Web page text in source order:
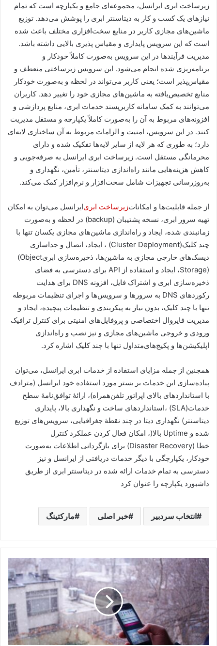
زیرساخت ابری ایرانسل، مجموعه‌ای جامع و یکپارچه است که تمام
نیازهای یک کسب و کار به دیتاسنتر ابری را پوشش می‌دهد. توزیع
ماشین‌های مجازی کاربر در منابع سخت‌افزاری مختلف باعث شده
است که این سرویس پایداری و مقیاس پذیری بالایی داشته باشد.
مدیریت فرآیندها در این سرویس به‌صورت کاملاً خودکار و
برنامه‌ریزی شده انجام می‌شود. این سرویس زیرساختی منعطف و
مقیاس‌پذیر است؛ یعنی کاربر می‌تواند در لحظه و به‌صورت خودکار
منابع تخصیص‌یافته به ماشین‌های مجازی خود را تغییر دهد. کاربران
می‌توانند به کمک سامانه کاربرپسند خدمات ابری، منابع پردازشی و
افزونه‌های مربوط به آن را به‌صورت کاملاً یکپارچه و مستقل مدیریت
کنند. در این سرویس، امنیت و الزامات مربوط به آن ساختاری لایه‌ای
دارد؛ به طوری که هر لایه از سایر لایه‌ها تفکیک شده و دارای
محرمانگی مستقل است. زیرساخت ابری ایرانسل به صرفه‌جویی و
کاهش هزینه‌هایی مانند راه‌اندازی دیتاسنتر، تأمین، نگهداری و
به‌روزرسانی تجهیزات شامل سخت‌افزار و نرم‌افزار کمک می‌کند.
از جمله قابلیت‌ها و امکاناتزیرساخت ابریایرانسل می‌توان به امکان
تهیه سرور ابری، نسخه پشتیبان (backup) در لحظه و به‌صورت
زمانبندی شده، ایجاد و راه‌اندازی ماشین‌های مجازی یکسان تنها با
چند کلیک(Cluster Deployment) ، ایجاد، اتصال و جداسازی
دیسک‌های خارجی مجازی به ماشین‌ها، ذخیره‌سازی ابری(Object
Storage)، ایجاد و استفاده از API برای دسترسی به فضای
ذخیره‌سازی ابری و اشتراک فایل، افزونه DNS برای هدایت
رکوردهای DNS به سرورها و سرویس‌ها و اجرای تنظیمات مربوطه
تنها با چند کلیک، بدون نیاز به پیکربندی و تنظیمات پیچیده، ایجاد و
مدیریت فایروال اختصاصی و پروفایل‌های امنیتی برای کنترل ترافیک
ورودی و خروجی ماشین‌های مجازی و نیز نصب و راه‌اندازی
اپلیکیشن‌ها و پکیج‌های‌متداول تنها با چند کلیک اشاره کرد.
همچنین از جمله مزایای استفاده از خدمات ابری ایرانسل، می‌توان
پیاده‌سازی این خدمات بر بستر مورد استفاده خود ایرانسل (مترادف
با استانداردهای بالای اپراتور تلفن‌همراه)، ارائۀ توافق‌نامۀ سطح
خدمات(SLA) ،استانداردهای ساخت و نگهداری بالا، پایداری
دیتاسنتر ( نگهداری دیتا در چند نقطۀ جغرافیایی، سرویس‌های توزیع
شده و Uptime بالا)، امکان فعال کردن عملکرد کنترل
خطا (Disaster Recovery) برای بازگردانی اطلاعات به‌صورت
خودکار، یکپارچگی با دیگر خدمات دریافتی از ایرانسل و نیز
دسترسی به تمام خدمات ارائه شده در دیتاسنتر ابری از طریق
داشبورد یکپارچه را عنوان کرد
انتخاب سردبیر خبر اصلی مارکتینگ